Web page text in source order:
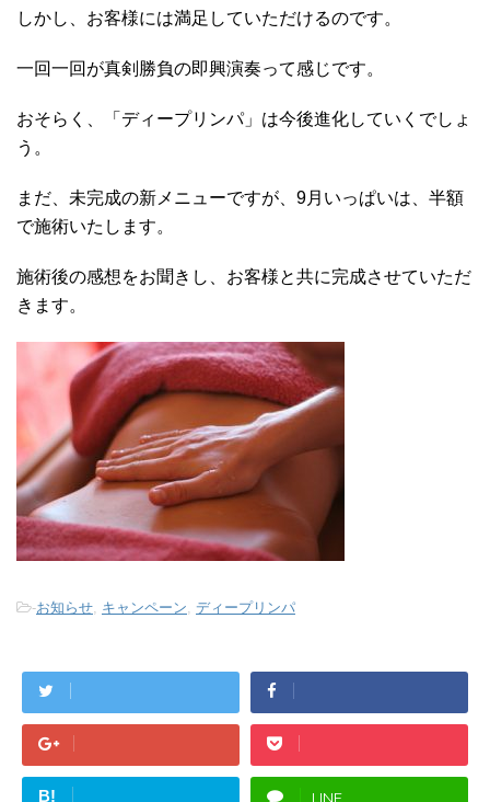
しかし、お客様には満足していただけるのです。
一回一回が真剣勝負の即興演奏って感じです。
おそらく、「ディープリンパ」は今後進化していくでしょ
う。
まだ、未完成の新メニューですが、9月いっぱいは、半額
で施術いたします。
施術後の感想をお聞きし、お客様と共に完成させていただ
きます。
-お知らせ, キャンペーン, ディープリンパ
B! LINE